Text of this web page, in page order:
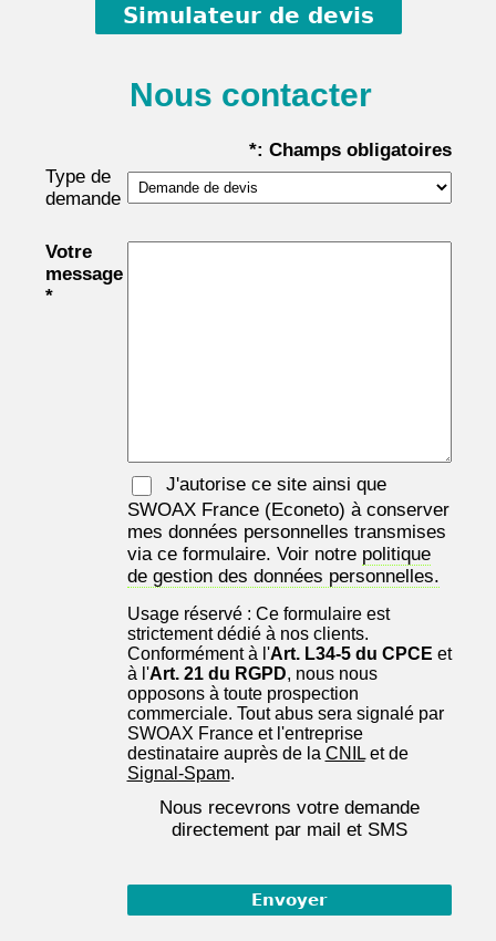
Simulateur de devis
Nous contacter
*: Champs obligatoires
Type de
demande
Votre
message
*
J'autorise ce site ainsi que
SWOAX France(Econeto) à conserver
mes données personnelles transmises
via ce formulaire. Voir notre politique
de gestion des données personnelles.
Usage réservé : Ce formulaire est
strictement dédié à nos clients.
Conformément à l'Art. L34-5 du CPCE et
à l'Art. 21 du RGPD, nous nous
opposons à toute prospection
commerciale. Tout abus sera signalé par
SWOAX France et l'entreprise
destinataire auprès de la CNILet de
Signal-Spam.
Nous recevrons votre demande
directement par mail et SMS